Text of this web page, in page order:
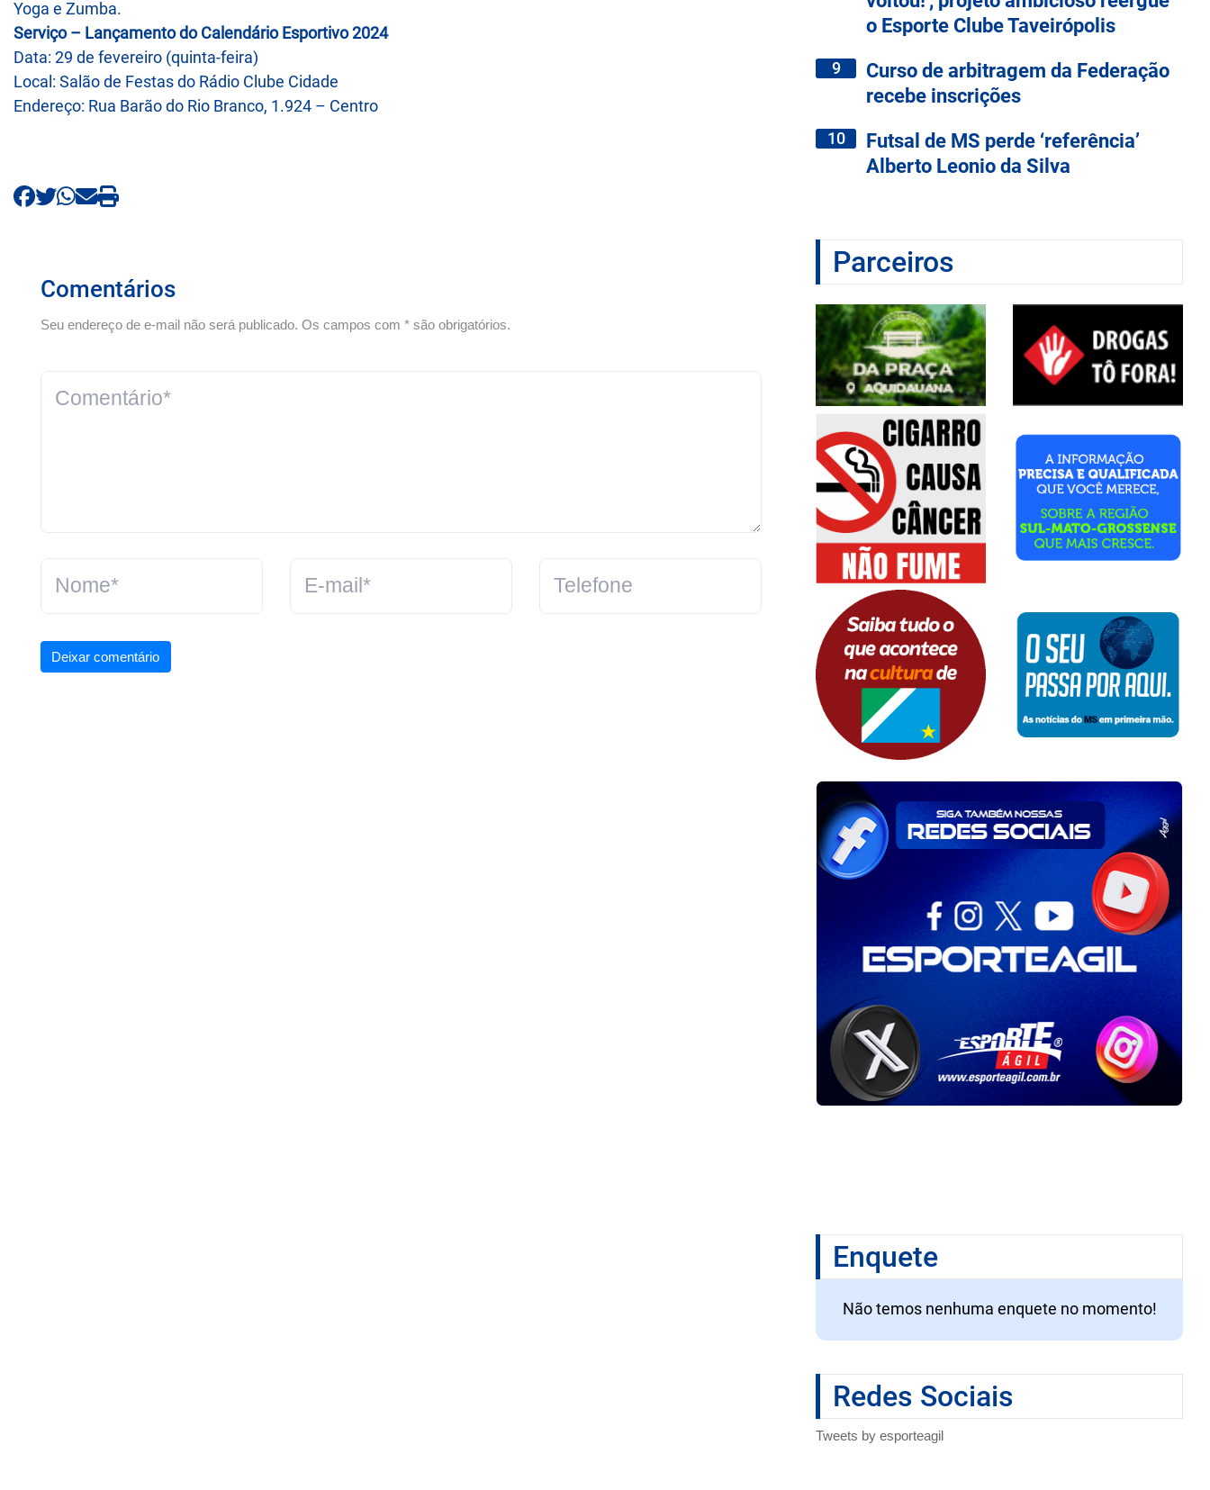
Yoga e Zumba.
Serviço – Lançamento do Calendário Esportivo 2024
Data: 29 de fevereiro (quinta-feira)
Local: Salão de Festas do Rádio Clube Cidade
Endereço: Rua Barão do Rio Branco, 1.924 – Centro
Comentários
Seu endereço de e-mail não será publicado. Os campos com * são obrigatórios.
Deixar comentário
o Esporte Clube Taveirópolis
9
Curso de arbitragem da Federação
recebe inscrições
10
Futsal de MS perde ‘referência’
Alberto Leonio da Silva
Parceiros
Enquete
Não temos nenhuma enquete no momento!
Redes Sociais
Tweets by esporteagil